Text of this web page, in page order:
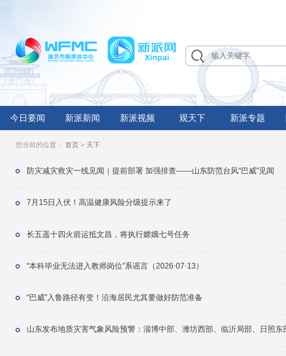
今日要闻 新派新闻 新派视频 观天下 新派专题
您当前的位置： 首页 > 天下
防灾减灾救灾一线见闻｜提前部署 加强排查——山东防范台风“巴威”见闻
7月15日入伏！高温健康风险分级提示来了
长五遥十四火箭运抵文昌，将执行嫦娥七号任务
“本科毕业无法进入教师岗位”系谣言（2026·07·13）
“巴威”入鲁路径有变！沿海居民尤其要做好防范准备